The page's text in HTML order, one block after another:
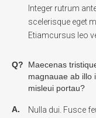
Integer rutrum
scelerisque eget
Etiamcursus leo
Q?
Maecenas
magnauae ab illo
misleui portau?
A.
Nulla dui. Fusce